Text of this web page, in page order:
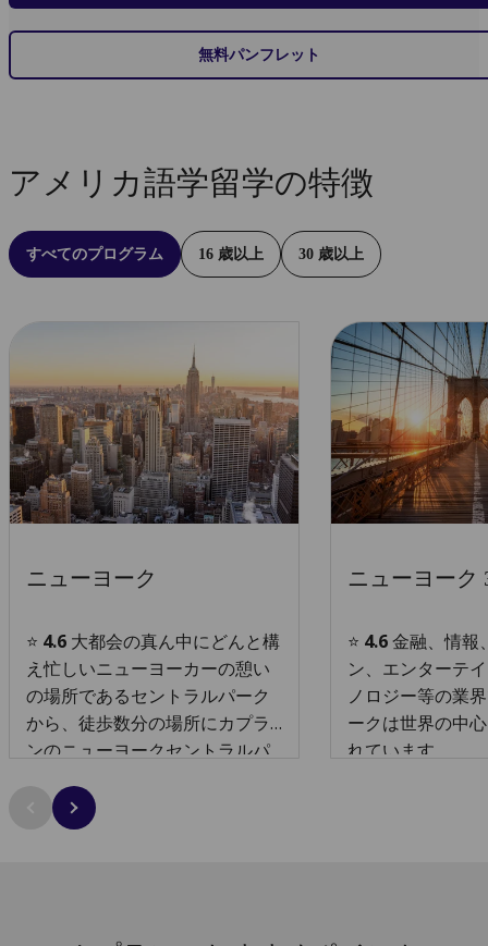
無料パンフレット
アメリカ語学留学の特徴
すべてのプログラム 16 歳以上 30 歳以上
ニューヨーク
⭐ 4.6 大都会の真ん中にどんと構
え忙しいニューヨーカーの憩い
の場所であるセントラルパーク
から、徒歩数分の場所にカプラ
ンのニューヨークセントラルパ
し
く
こ
ち
ニューヨーク
⭐ 4.6金融、情報
ン、エンターテ
ノロジー等の業
ークは世界の中
れています。
し
く
こ
ち